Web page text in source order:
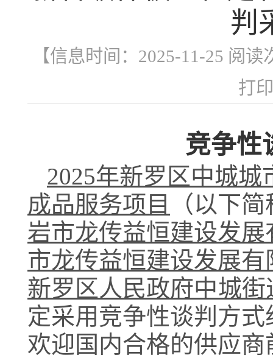
判
【信息时间：2025-11-25 阅读
打
竞争性
2025年新罗区中城
成品服务项目
（以下
岩市龙传益恒建设发展
市龙传益恒建设发展有
新罗区人民政府中城街
定采用 竞争性谈判 方式
欢迎国内合格的供应